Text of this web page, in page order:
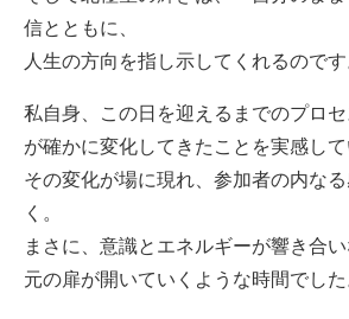
信とともに、
人生の方向を指し示してくれるのです
私自身、この日を迎えるまでのプロ
が確かに変化してきたことを実感して
その変化が場に現れ、参加者の内な
く。
まさに、意識とエネルギーが響き合
元の扉が開いていくような時間でした